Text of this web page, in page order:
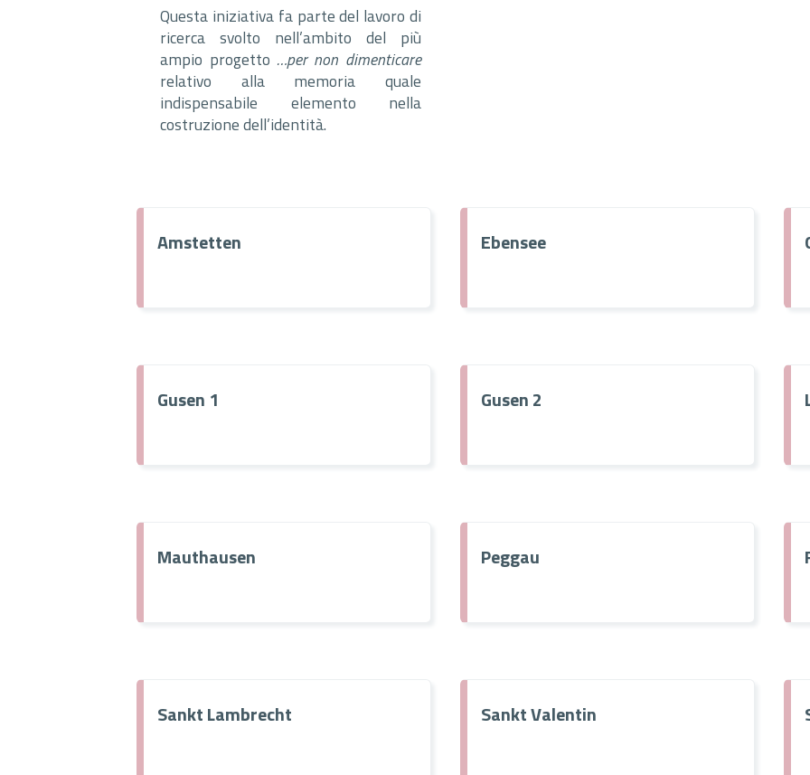
Questa iniziativa fa parte del lavoro di
ricerca svolto nell’ambito del più
ampio progetto …per non dimenticare
relativo alla memoria quale
indispensabile elemento nella
costruzione dell’identità.
Amstetten Ebensee
Gusen 1 Gusen 2
Mauthausen Peggau
Sankt Lambrecht Sankt Valentin